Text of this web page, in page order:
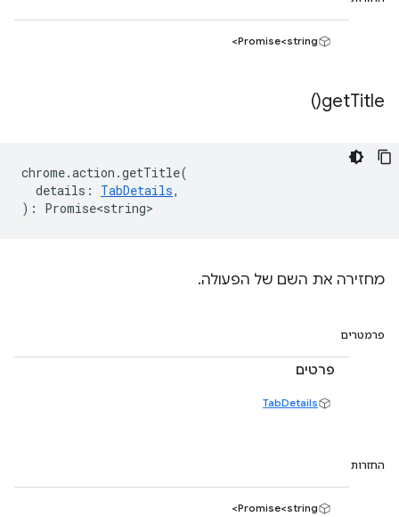
Promise<string>
getTitle(
)
chrome.action .getTitle(
details : TabDetails,
) : Promise<string>
מחזירה את השם של הפעולה.
פרמטרים
פרטים
TabDetails
החזרות
Promise<string>